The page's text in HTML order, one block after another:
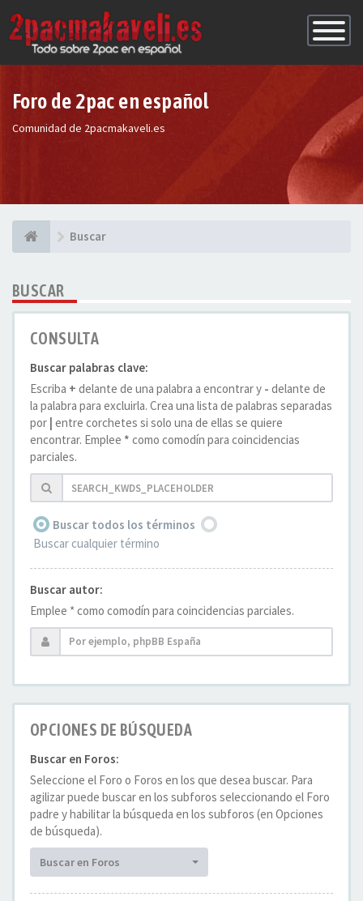
de
Foro de 2pac en español
Comunidad de 2pacmakaveli.es
Buscar
BUSCAR
CONSULTA
Buscar palabras clave:
Escriba + delante de una palabra a encontrar y - delante de
la palabra para excluirla. Crea una lista de palabras separadas
por | entre corchetes si solo una de ellas se quiere
encontrar. Emplee * como comodín para coincidencias
parciales.
Buscar todos los términos
Buscar cualquier término
Buscar autor:
Emplee * como comodín para coincidencias parciales.
OPCIONES DE BÚSQUEDA
Buscar en Foros:
Seleccione el Foro o Foros en los que desea buscar. Para
agilizar puede buscar en los subforos seleccionando el Foro
padre y habilitar la búsqueda en los subforos (en Opciones
de búsqueda).
Buscar en Foros